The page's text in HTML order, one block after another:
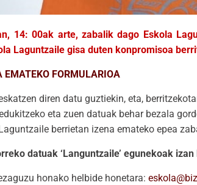
14: 00ak arte, zabalik dago Eskola
Laguntzaile gisa duten konpromisoa
FORMULARIOA
diren datu guztiekin, eta,
eta zuen datuak behar bezala
berrietan izena emateko epea
datuak ‘Languntzaile’ egunekoak
honako helbide honetara: